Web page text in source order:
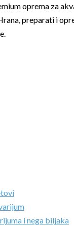
oprema za
preparati i
i nega biljaka